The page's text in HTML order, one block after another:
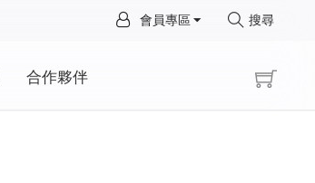
會員專區 搜尋
合作夥伴
×